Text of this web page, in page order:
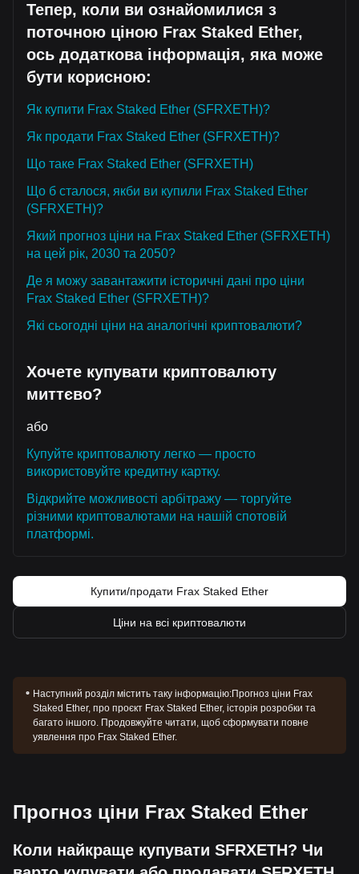
Тепер, коли ви ознайомилися з
поточною ціною Frax Staked Ether,
ось додаткова інформація, яка може
бути корисною:
Як купити Frax Staked Ether (SFRXETH)?
Як продати Frax Staked Ether (SFRXETH)?
Що таке Frax Staked Ether (SFRXETH)
Що б сталося, якби ви купили Frax Staked Ether
(SFRXETH)?
Який прогноз ціни на Frax Staked Ether (SFRXETH)
на цей рік, 2030 та 2050?
Де я можу завантажити історичні дані про ціни
Frax Staked Ether (SFRXETH)?
Які сьогодні ціни на аналогічні криптовалюти?
Хочете купувати криптовалюту
миттєво?
або
Купуйте криптовалюту легко — просто
використовуйте кредитну картку.
Відкрийте можливості арбітражу — торгуйте
різними криптовалютами на нашій спотовій
платформі.
Купити/продати Frax Staked Ether
Ціни на всі криптовалюти
Наступний розділ містить таку інформацію:Прогноз ціни Frax
Staked Ether, про проєкт Frax Staked Ether, історія розробки та
багато іншого. Продовжуйте читати, щоб сформувати повне
уявлення про Frax Staked Ether.
Прогноз ціни Frax Staked Ether
Коли найкраще купувати SFRXETH? Чи